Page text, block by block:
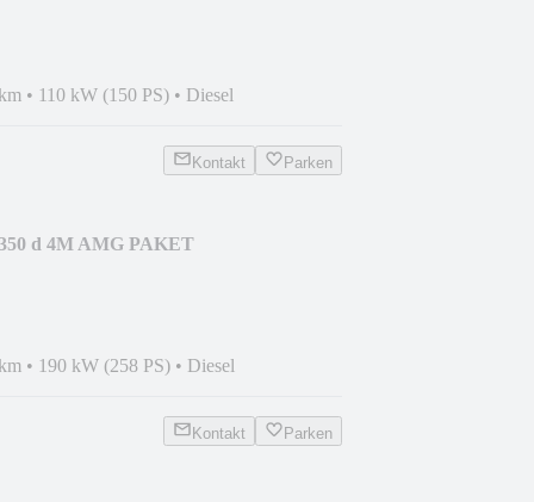
• 110 kW (150 PS) • Diesel
Kontakt Parken
d 4M AMG PAKET
• 190 kW (258 PS) • Diesel
Kontakt Parken